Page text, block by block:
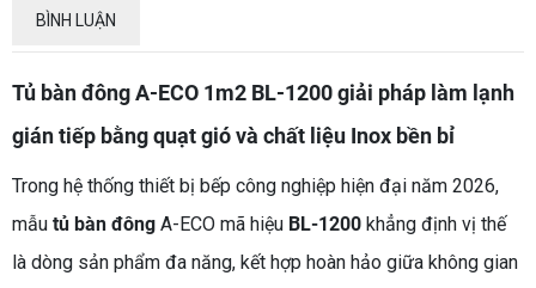
BÌNH LUẬN
Tủ bàn đông A-ECO 1m2 BL-1200 giải pháp làm lạnh
gián tiếp bằng quạt gió và chất liệu Inox bền bỉ
Trong hệ thống thiết bị bếp công nghiệp hiện đại năm 2026,
mẫu tủ bàn đông A-ECO mã hiệu BL-1200 khẳng định vị thế
là dòng sản phẩm đa năng, kết hợp hoàn hảo giữa không gian